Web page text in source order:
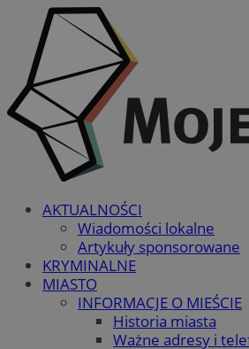
AKTUALNOŚCI
Wiadomości lokalne
Artykuły sponsorowane
KRYMINALNE
MIASTO
INFORMACJE O MIEŚCIE
Historia miasta
Ważne adresy i